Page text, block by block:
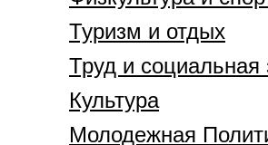
Туризм и отдых
Труд и социальная
Культура
Молодежная